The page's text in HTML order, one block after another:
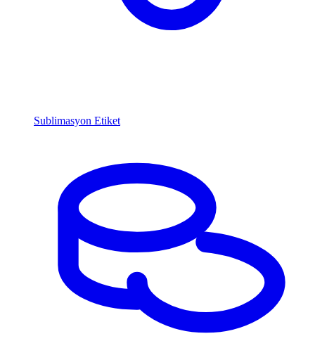
Sublimasyon Etiket